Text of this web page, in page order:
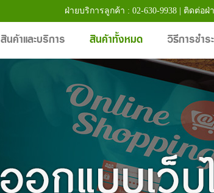
ฝ่ายบริการลูกค้า : 02-630-9938 | ติดต่อฝ่
สินค้าและบริการ สินค้าทั้งหมด วิธีการชำร